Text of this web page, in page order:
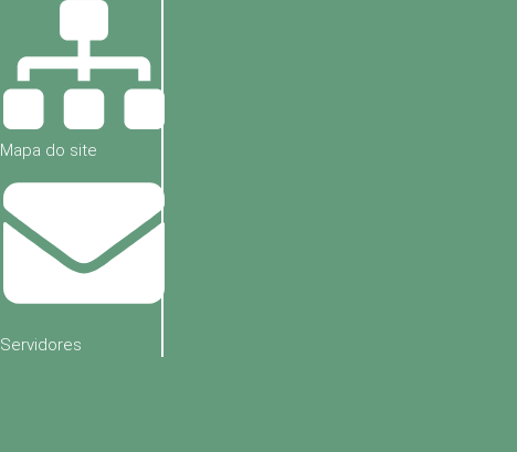
Mapa do site
Servidores